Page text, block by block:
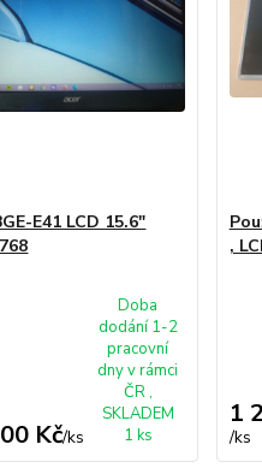
E41 LCD 15.6"
Kč/ks
Doba
dodání 1-2
pracovní
dny v rámci
ČR ,
SKLADEM
1 ks
,
1
/ks